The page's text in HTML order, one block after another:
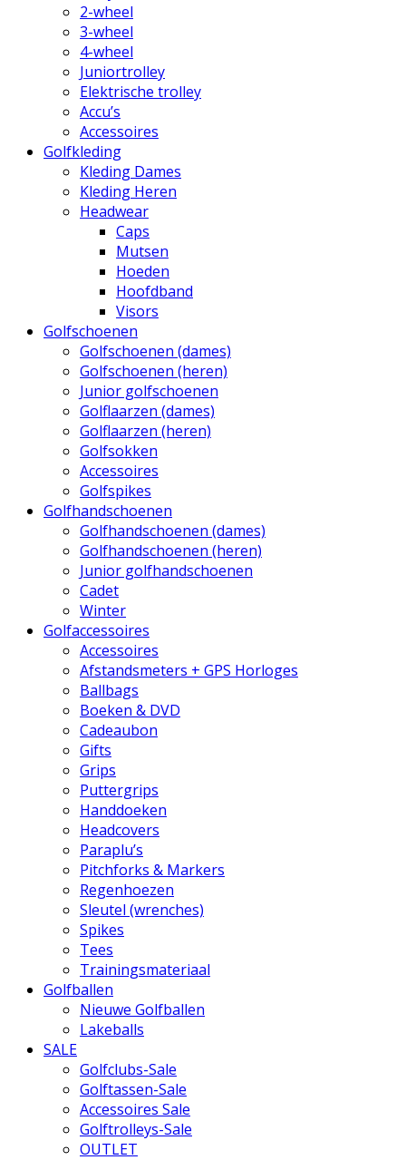
2-wheel
3-wheel
4-wheel
Juniortrolley
Elektrische trolley
Accu’s
Accessoires
Golfkleding
Kleding Dames
Kleding Heren
Headwear
Caps
Mutsen
Hoeden
Hoofdband
Visors
Golfschoenen
Golfschoenen (dames)
Golfschoenen (heren)
Junior golfschoenen
Golflaarzen (dames)
Golflaarzen (heren)
Golfsokken
Accessoires
Golfspikes
Golfhandschoenen
Golfhandschoenen (dames)
Golfhandschoenen (heren)
Junior golfhandschoenen
Cadet
Winter
Golfaccessoires
Accessoires
Afstandsmeters + GPS Horloges
Ballbags
Boeken & DVD
Cadeaubon
Gifts
Grips
Puttergrips
Handdoeken
Headcovers
Paraplu’s
Pitchforks & Markers
Regenhoezen
Sleutel (wrenches)
Spikes
Tees
Trainingsmateriaal
Golfballen
Nieuwe Golfballen
Lakeballs
SALE
Golfclubs-Sale
Golftassen-Sale
Accessoires Sale
Golftrolleys-Sale
OUTLET